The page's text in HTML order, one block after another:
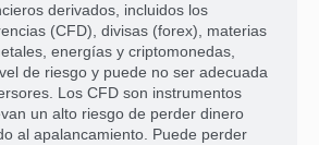
derivados, incluidos los
(CFD), divisas (forex), materias
energías y criptomonedas,
de riesgo y puede no ser adecuada
Los CFD son instrumentos
un alto riesgo de perder dinero
al apalancamiento. Puede perder